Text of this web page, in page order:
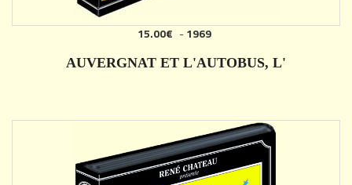
15.00€ -1969
AUVERGNAT ET L'AUTOBUS, L'